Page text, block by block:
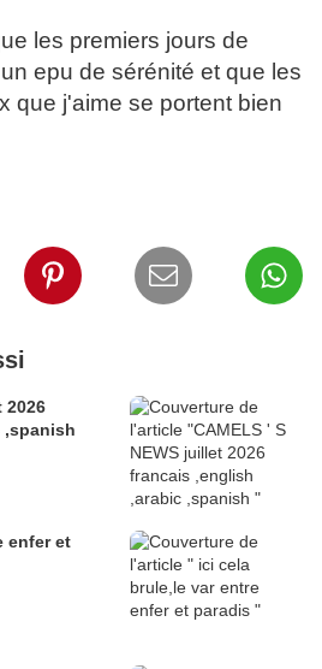
les premiers jours de
epu de sérénité et que les
que j'aime se portent bien
2026
,spanish
enfer et